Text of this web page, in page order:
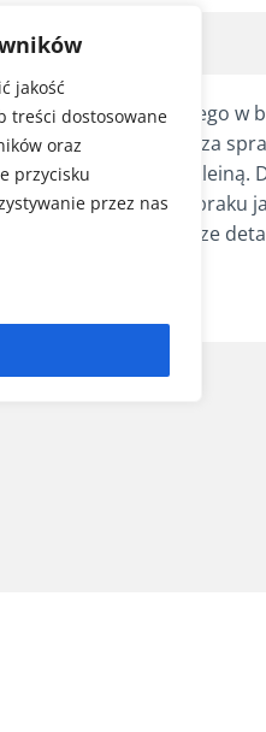
jakość
treści dostosowane
oraz
przycisku
przez nas
pomysłu najlepszego w
pierwowzór za
i naturalną okleiną.
przydatności, braku
o najistotniejsze